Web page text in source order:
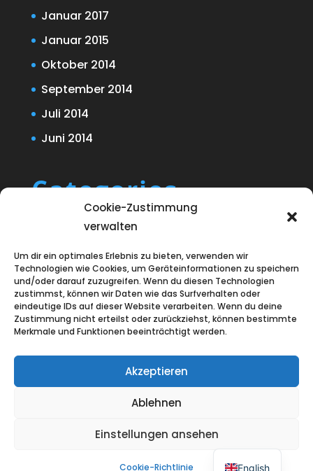
Cookie-Zustimmung
verwalten
Um dir ein optimales Erlebnis zu bieten, verwenden wir
Technologien wie Cookies, um Geräteinformationen zu speichern
und/oder darauf zuzugreifen. Wenn du diesen Technologien
zustimmst, können wir Daten wie das Surfverhalten oder
eindeutige IDs auf dieser Website verarbeiten. Wenn du deine
Zustimmung nicht erteilst oder zurückziehst, können bestimmte
Merkmale und Funktionen beeinträchtigt werden.
Akzeptieren
Ablehnen
Einstellungen ansehen
Cookie-Richtlinie
Januar 2017
Januar 2015
Oktober 2014
September 2014
Juli 2014
Juni 2014
Categories
Elegant Themes|
Unterstützt vonWordPress English